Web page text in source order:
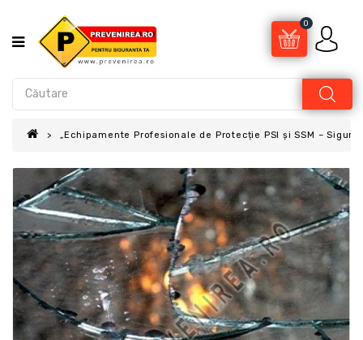
0
„Echipamente Profesionale de Protecție PSI și SSM –